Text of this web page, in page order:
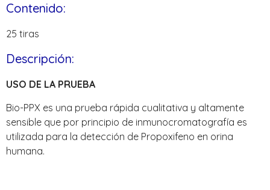
Contenido:
25 tiras
Descripción:
USO DE LA PRUEBA
Bio-PPX es una prueba rápida cualitativa y altamente
sensible que por principio de inmunocromatografía es
utilizada para la detección de Propoxifeno en orina
humana.